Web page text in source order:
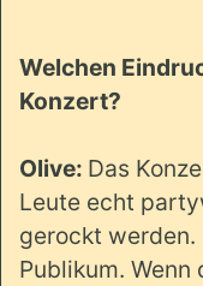
Welchen
Konzert?
Olive: Das
Leute echt
gerockt werden.
Publikum.